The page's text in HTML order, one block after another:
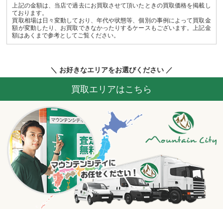
上記の金額は、当店で過去にお買取させて頂いたときの買取価格を掲載し
ております。
買取相場は日々変動しており、年代や状態等、個別の事例によって買取金
額が変動したり、お買取できなかったりするケースもございます。上記金
額はあくまで参考としてご覧ください。
＼ お好きなエリアをお選びください ／
買取エリアはこちら